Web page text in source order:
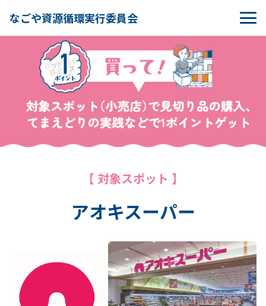
なごや資源循環実行委員会
【 対象スポット 】
アオキスーパー